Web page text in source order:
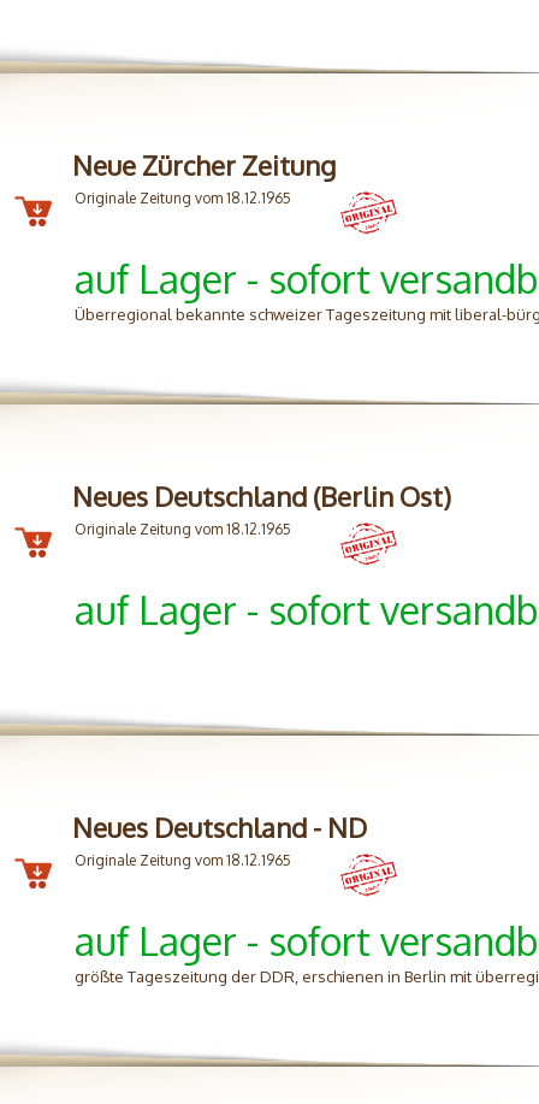
Neue Zürcher Zeitung
Originale Zeitung vom 18.12.1965
auf Lager - sofort
Überregional bekannte schweizer Tageszeitung mit liberal-
Neues Deutschland (Berlin Ost)
Originale Zeitung vom 18.12.1965
auf Lager - sofort
Neues Deutschland - ND
Originale Zeitung vom 18.12.1965
auf Lager - sofort
größte Tageszeitung der DDR, erschienen in Berlin mit